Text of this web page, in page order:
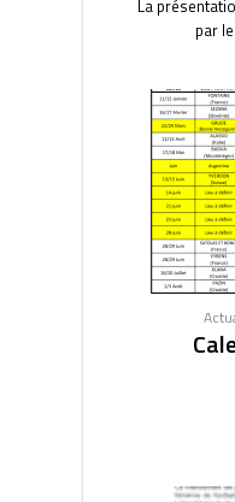
La
par